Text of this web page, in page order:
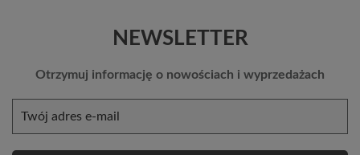
NEWSLETTER
Otrzymuj informację o nowościach i wyprzedażach